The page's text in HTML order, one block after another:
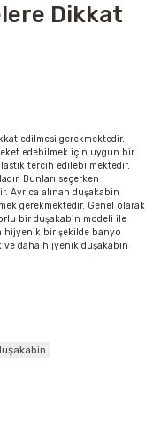
Dikkat
edilmesi gerekmektedir.
edebilmek için uygun bir
tercih edilebilmektedir.
Bunları seçerken
Ayrıca alınan duşakabin
gerekmektedir. Genel olarak
bir duşakabin modeli ile
hijyenik bir şekilde banyo
ve daha hijyenik duşakabin